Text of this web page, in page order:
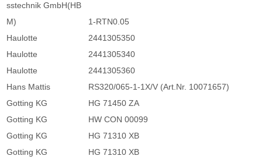
sstechnik GmbH(HB
M)
1-RTN0.05
Haulotte
2441305350
Haulotte
2441305340
Haulotte
2441305360
Hans Mattis
RS320/065-1-1X/V (Art.Nr. 10071657)
Gotting KG
HG 71450 ZA
Gotting KG
HW CON 00099
Gotting KG
HG 71310 XB
Gotting KG
HG 71310 XB